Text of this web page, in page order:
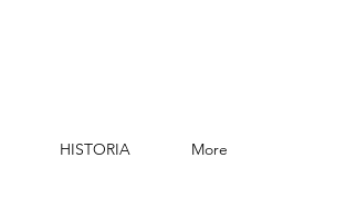
HISTORIA More